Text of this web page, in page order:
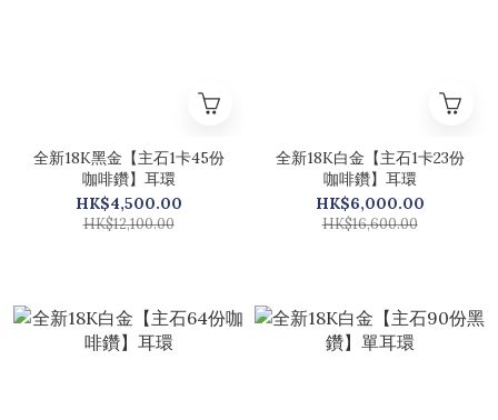
全新18K黑金【主石1卡45份
咖啡鑽】耳環
HK$4,500.00
HK$12,100.00
全新18K白金【主石1卡23份
咖啡鑽】耳環
HK$6,000.00
HK$16,600.00